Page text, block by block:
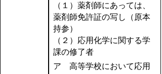
（１）薬剤師にあっては、
薬剤師免許証の写し（原本
持参）
（２）応用化学に関する学
課の修了者
ア 高等学校において応用